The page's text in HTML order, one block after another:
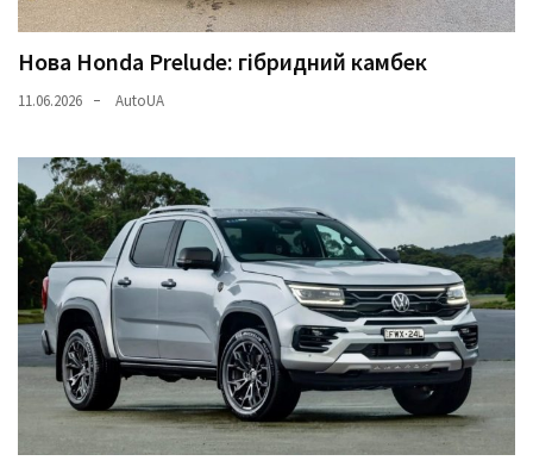
Нова Honda Prelude: гібридний камбек
11.06.2026 AutoUA